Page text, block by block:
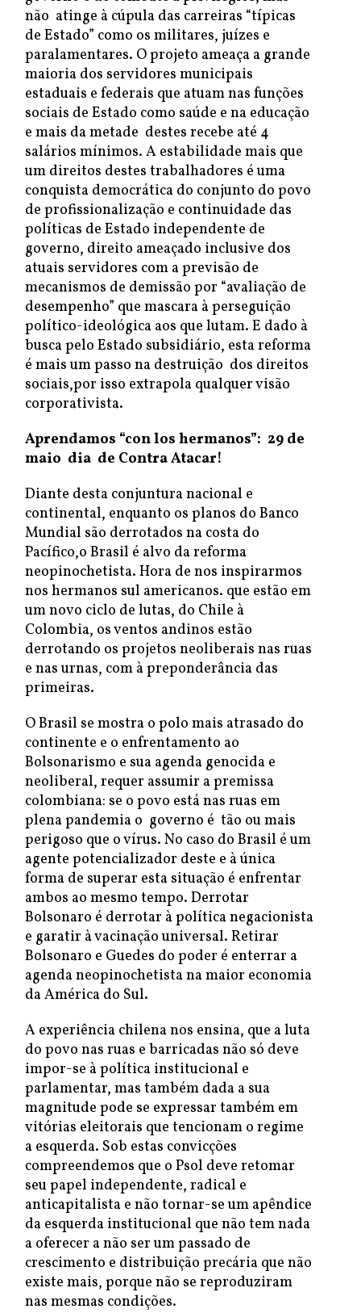
não atinge à cúpula das carreiras “típicas
de Estado” como os militares, juízes e
paralamentares. O projeto ameaça a grande
maioria dos servidores municipais
estaduais e federais que atuam nas funções
sociais de Estado como saúde e na educação
e mais da metade destes recebe até 4
salários mínimos. A estabilidade mais que
um direitos destes trabalhadores é uma
conquista democrática do conjunto do povo
de profissionalização e continuidade das
políticas de Estado independente de
governo, direito ameaçado inclusive dos
atuais servidores com a previsão de
mecanismos de demissão por “avaliação de
desempenho” que mascara à perseguição
político-ideológica aos que lutam. E dado à
busca pelo Estado subsidiário, esta reforma
é mais um passo na destruição dos direitos
sociais,por isso extrapola qualquer visão
corporativista.
Aprendamos “con los hermanos”: 29 de
maio dia de Contra Atacar!
Diante desta conjuntura nacional e
continental, enquanto os planos do Banco
Mundial são derrotados na costa do
Pacífico,o Brasil é alvo da reforma
neopinochetista. Hora de nos inspirarmos
nos hermanos sul americanos. que estão em
um novo ciclo de lutas, do Chile à
Colombia, os ventos andinos estão
derrotando os projetos neoliberais nas ruas
e nas urnas, com à preponderância das
primeiras.
O Brasil se mostra o polo mais atrasado do
continente e o enfrentamento ao
Bolsonarismo e sua agenda genocida e
neoliberal, requer assumir a premissa
colombiana: se o povo está nas ruas em
plena pandemia o governo é tão ou mais
perigoso que o vírus. No caso do Brasil é um
agente potencializador deste e à única
forma de superar esta situação é enfrentar
ambos ao mesmo tempo. Derrotar
Bolsonaro é derrotar à política negacionista
e garatir à vacinação universal. Retirar
Bolsonaro e Guedes do poder é enterrar a
agenda neopinochetista na maior economia
da América do Sul.
A experiência chilena nos ensina, que a luta
do povo nas ruas e barricadas não só deve
impor-se à política institucional e
parlamentar, mas também dada a sua
magnitude pode se expressar também em
vitórias eleitorais que tencionam o regime
a esquerda. Sob estas convicções
compreendemos que o Psol deve retomar
seu papel independente, radical e
anticapitalista e não tornar-se um apêndice
da esquerda institucional que não tem nada
a oferecer a não ser um passado de
crescimento e distribuição precária que não
existe mais, porque não se reproduziram
nas mesmas condições.